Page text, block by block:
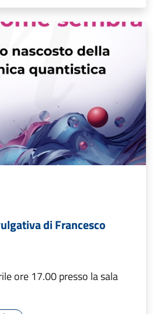
di Francesco
ore 17.00 presso la sala